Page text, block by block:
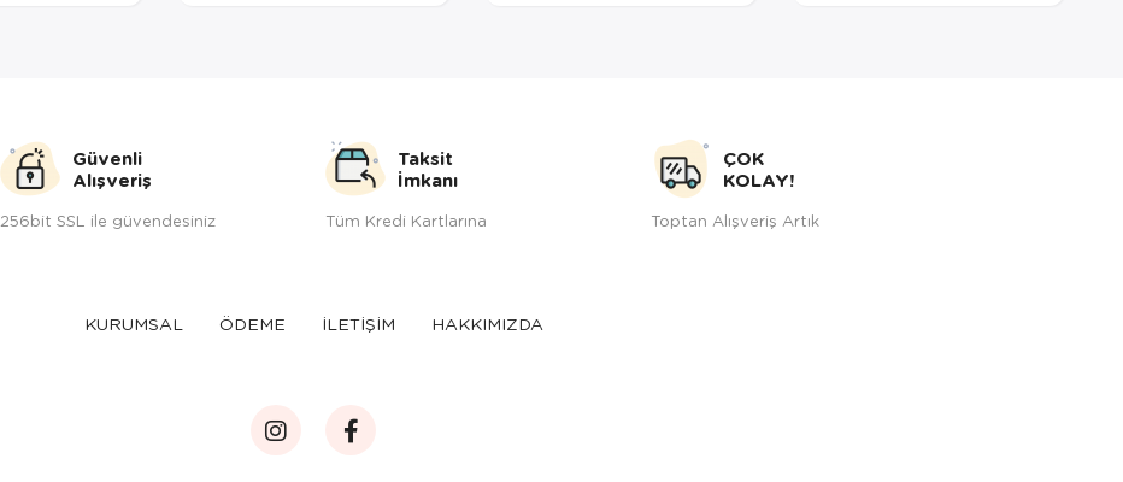
Güvenli
Alışveriş
256bit SSL ile güvendesiniz
Taksit
İmkanı
Tüm Kredi Kartlarına
ÇOK
KOLAY!
Toptan Alışveriş Artık
KURUMSAL ÖDEME İLETİŞİM HAKKIMIZDA